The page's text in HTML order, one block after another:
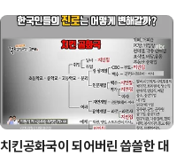
치킨공화국이 되어버린 씁쓸한 대